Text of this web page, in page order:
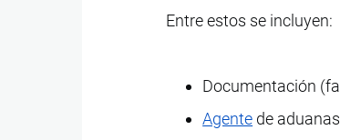
Entre estos se incluyen:
Documentación
Agente de aduanas